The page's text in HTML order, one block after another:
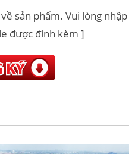
sản phẩm. Vui lòng nhập
được đính kèm ]